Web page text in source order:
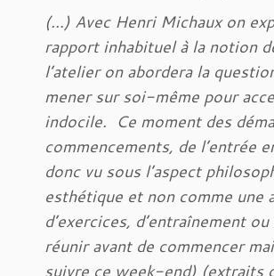
(…) Avec Henri Michaux on
rapport inhabituel à la notion
l’atelier on abordera la
mener sur soi-même pour
indocile. Ce moment des
commencements, de l’entrée
donc vu sous l’aspect
esthétique et non comme une
d’exercices, d’entraînement
réunir avant de commencer
suivre ce week-end) (extraits